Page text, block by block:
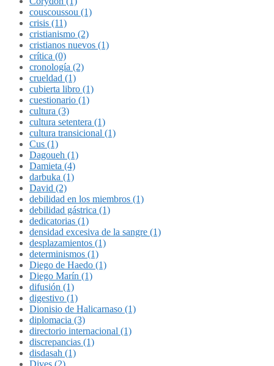
couscoussou (1)
crisis (11)
cristianismo (2)
cristianos nuevos (1)
crítica (0)
cronología (2)
crueldad (1)
cubierta libro (1)
cuestionario (1)
cultura (3)
cultura setentera (1)
cultura transicional (1)
Cus (1)
Dagoueh (1)
Damieta (4)
darbuka (1)
David (2)
debilidad en los miembros (1)
debilidad gástrica (1)
dedicatorias (1)
densidad excesiva de la sangre (1)
desplazamientos (1)
determinismos (1)
Diego de Haedo (1)
Diego Marín (1)
difusión (1)
digestivo (1)
Dionisio de Halicarnaso (1)
diplomacia (3)
directorio internacional (1)
discrepancias (1)
disdasah (1)
Dives (2)